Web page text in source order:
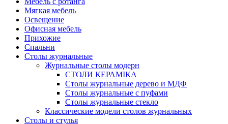
Мягкая мебель
Освещение
Офисная мебель
Прихожие
Спальни
Столы журнальные
Журнальные столы модерн
СТОЛИ КЕРАМІКА
Столы журнальные дерево и МДФ
Столы журнальные с пуфами
Столы журнальные стекло
Классические модели столов журнальных
Столы и стулья